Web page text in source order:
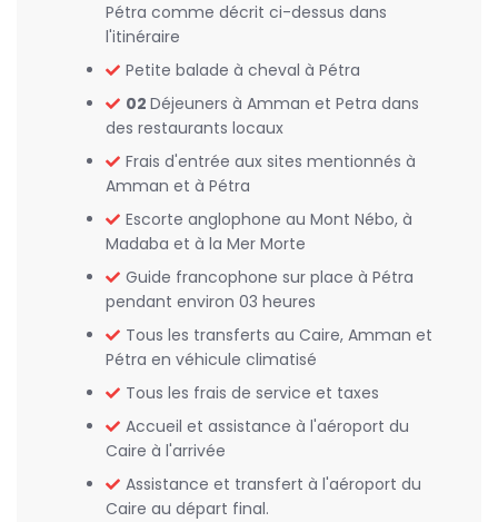
Pétra comme décrit ci-dessus dans
l'itinéraire
Petite balade à cheval à Pétra
02 Déjeuners à Amman et Petra dans
des restaurants locaux
Frais d'entrée aux sites mentionnés à
Amman et à Pétra
Escorte anglophone au Mont Nébo, à
Madaba et à la Mer Morte
Guide francophone sur place à Pétra
pendant environ 03 heures
Tous les transferts au Caire, Amman et
Pétra en véhicule climatisé
Tous les frais de service et taxes
Accueil et assistance à l'aéroport du
Caire à l'arrivée
Assistance et transfert à l'aéroport du
Caire au départ final.